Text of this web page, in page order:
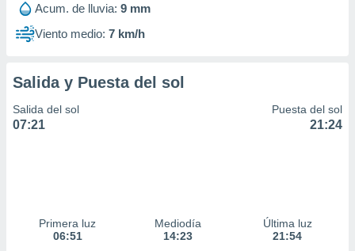
Acum. de lluvia: 9 mm
Viento medio: 7 km/h
Salida y Puesta del sol
Salida del sol
07:21
Puesta del sol
21:24
Primera luz
06:51
Mediodía
14:23
Última luz
21:54